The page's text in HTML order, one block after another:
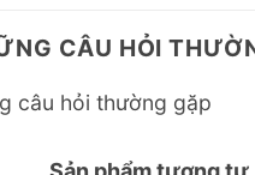
CÂU HỎI
câu hỏi thường gặp